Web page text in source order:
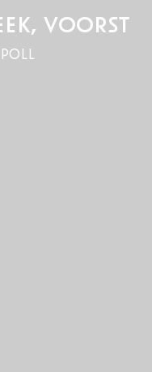
VOORST